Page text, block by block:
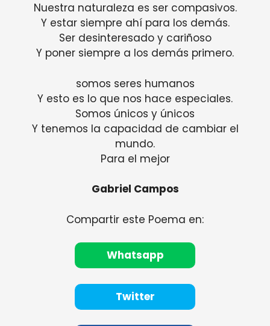
Nuestra naturaleza es ser compasivos.
Y estar siempre ahí para los demás.
Ser desinteresado y cariñoso
Y poner siempre a los demás primero.
somos seres humanos
Y esto es lo que nos hace especiales.
Somos únicos y únicos
Y tenemos la capacidad de cambiar el
mundo.
Para el mejor
Gabriel Campos
Compartir este Poema en:
Whatsapp
Twitter